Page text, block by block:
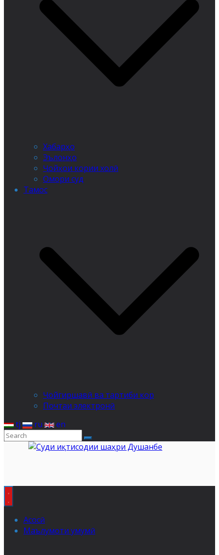
Хабарҳо
Эълонҳо
Ҷойҳои кории холӣ
Омори суд
Тамос
Ҷойгиршавӣ ва тартиби кор
Почтаи электронӣ
tj
ru en
Асосӣ
Маълумоти умумӣ